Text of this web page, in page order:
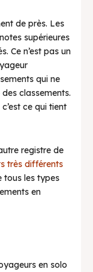
de près. Les
supérieures
Ce n’est pas un
qui ne
classements.
ce qui tient
registre de
très différents
tous les types
en
en solo